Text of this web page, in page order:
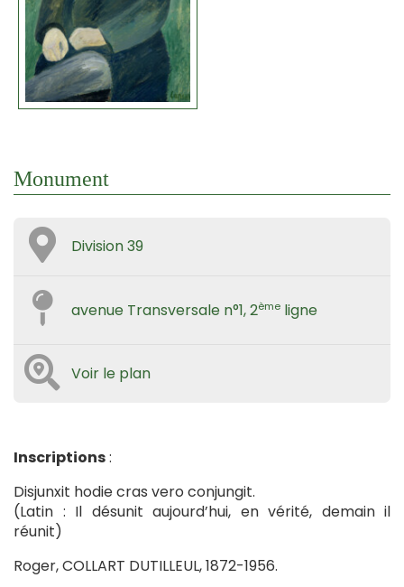
Monument
Division 39
avenue Transversale n°1, 2ème ligne
Voir le plan
Inscriptions:
Disjunxit hodie cras vero conjungit.
(Latin : Il désunit aujourd’hui, en vérité, demain il
réunit)
Roger, COLLART DUTILLEUL, 1872-1956.